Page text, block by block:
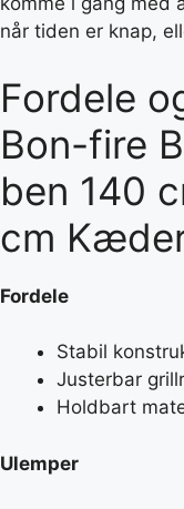
når tiden er knap,
Fordele
Bon-fire
ben 140
cm
Fordele
Stabil
Justerbar
Holdbart
Ulemper